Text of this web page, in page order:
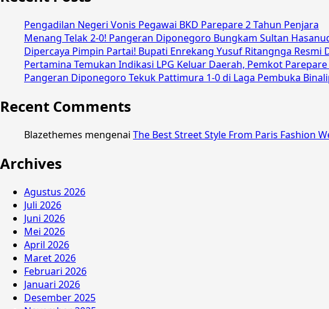
Pengadilan Negeri Vonis Pegawai BKD Parepare 2 Tahun Penjara
Menang Telak 2-0! Pangeran Diponegoro Bungkam Sultan
Dipercaya Pimpin Partai! Bupati Enrekang Yusuf Ritangnga Resmi
Pertamina Temukan Indikasi LPG Keluar Daerah, Pemkot
Pangeran Diponegoro Tekuk Pattimura 1-0 di Laga Pembuka
Recent Comments
Blazethemes mengenai The Best Street Style From Paris Fashion
Archives
Agustus 2026
Juli 2026
Juni 2026
Mei 2026
April 2026
Maret 2026
Februari 2026
Januari 2026
Desember 2025